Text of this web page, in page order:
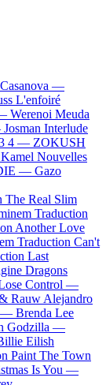
Casanova —
L'enfoiré
Werenoi Meuda
Josman Interlude
4 — ZOKUSH
Nouvelles
— Gazo
The Real Slim
Traduction
Another Love
Traduction Can't
Last
Dragons
Control —
Rauw Alejandro
— Brenda Lee
Godzilla —
Eilish
Paint The Town
Is You —